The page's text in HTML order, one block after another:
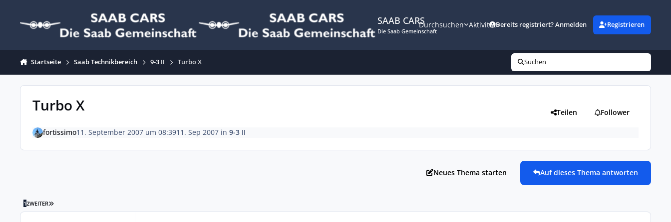
SAAB CARS
Die Saab Gemeinschaft
Durchsuchen AktivitätBereits registriert? Anmelden Registrieren
Startseite Saab Technikbereich 9-3 II Turbo X Suchen
Turbo X Teilen Follower
fortissimo11. September 2007 um 08:3911. Sep 2007in 9-3 II
Neues Thema starten Auf dieses Thema antworten
12WEITER LETZTE SEITE